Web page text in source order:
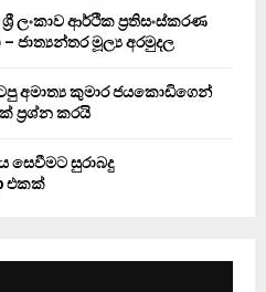
ලංකාව ආර්ථික ප්‍රතිසංස්කරණ
ජාත්‍යන්තර මූල්‍ය අරමුදල
අමාත්‍ය කුමාර ජයකොඩිගෙන්
ප්‍රශ්න කරයි
සෙවීමට සුරාබදු
එකක්